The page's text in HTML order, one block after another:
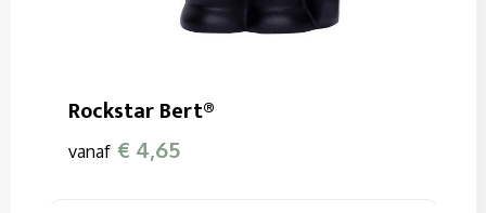
Rockstar Bert®
vanaf € 4,65